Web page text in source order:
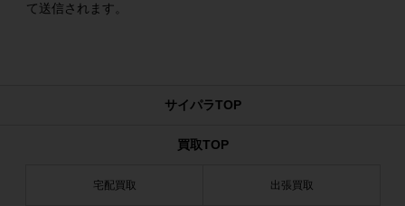
て送信されます。
サイパラTOP
買取TOP
宅配買取 出張買取